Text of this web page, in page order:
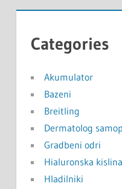
Categories
Akumulator
Bazeni
Breitling
Dermatolog
Gradbeni odri
Hialuronska kislina
Hladilniki